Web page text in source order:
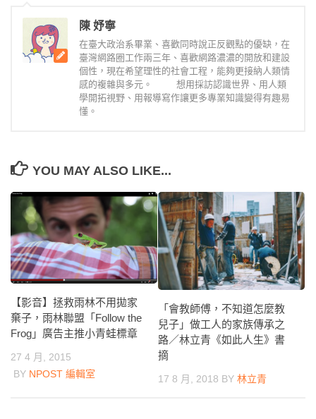
陳 妤寧
在臺大政治系畢業、喜歡同時說正反觀點的優缺，在
臺灣網路圈工作兩三年、喜歡網路濃濃的開放和建設
個性，現在希望理性的社會工程，能夠更接納人類情
感的複雜與多元。 想用採訪認識世界、用人類
學開拓視野、用報導寫作讓更多專業知識變得有趣易
懂。
YOU MAY ALSO LIKE...
【影音】拯救雨林不用拋家
棄子，雨林聯盟「Follow the
Frog」廣告主推小青蛙標章
27 4 月, 2015
BY NPOST 編輯室
「會教師傅，不知道怎麼教
兒子」做工人的家族傳承之
路／林立青《如此人生》書
摘
17 8 月, 2018 BY 林立青